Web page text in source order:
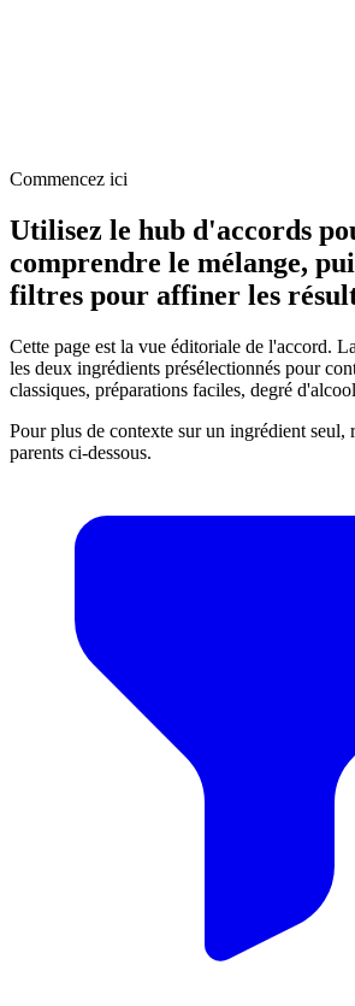
Commencez ici
Utilisez le hub d'accords
comprendre le mélange,
filtres pour affiner les
Cette page est la vue éditoriale de l'accord.
les deux ingrédients présélectionnés pour
classiques, préparations faciles, degré
Pour plus de contexte sur un ingrédient seul,
parents ci-dessous.